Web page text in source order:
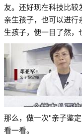
友。还好现在科技比较
亲生孩子，也可以进行
生孩子，便一目了然，
那么，做一次"亲子鉴定
看一看。